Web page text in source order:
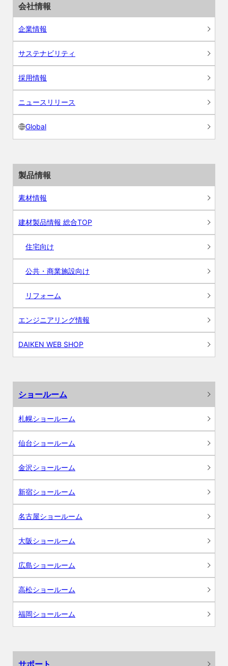
会社情報
企業情報
サステナビリティ
採用情報
ニュースリリース
Global
製品情報
素材情報
建材製品情報 総合TOP
住宅向け
公共・商業施設向け
リフォーム
エンジニアリング情報
DAIKEN WEB SHOP
ショールーム
札幌ショールーム
仙台ショールーム
金沢ショールーム
新宿ショールーム
名古屋ショールーム
大阪ショールーム
広島ショールーム
高松ショールーム
福岡ショールーム
サポート